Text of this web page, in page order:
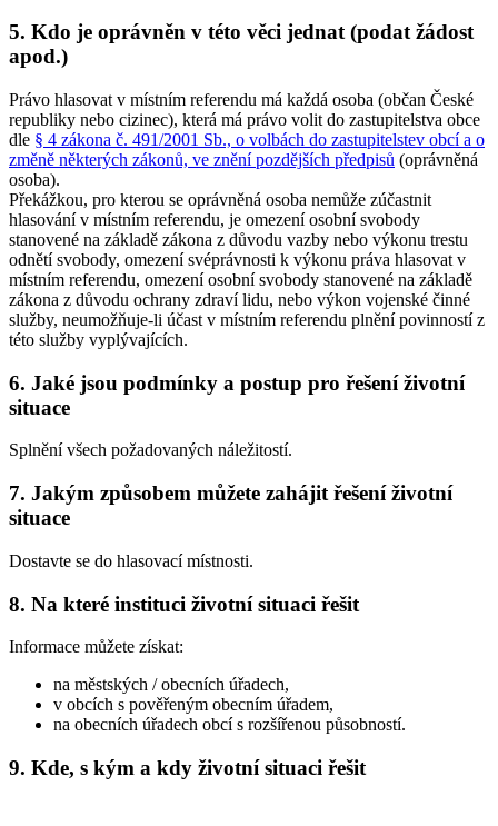
5. Kdo je oprávněn v této věci jednat (podat žádost
apod.)
Právo hlasovat v místním referendu má každá osoba (občan České
republiky nebo cizinec), která má právo volit do zastupitelstva obce
dle § 4 zákona č. 491/2001 Sb., o volbách do zastupitelstev obcí a o
změně některých zákonů, ve znění pozdějších předpisů (oprávněná
osoba).
Překážkou, pro kterou se oprávněná osoba nemůže zúčastnit
hlasování v místním referendu, je omezení osobní svobody
stanovené na základě zákona z důvodu vazby nebo výkonu trestu
odnětí svobody, omezení svéprávnosti k výkonu práva hlasovat v
místním referendu, omezení osobní svobody stanovené na základě
zákona z důvodu ochrany zdraví lidu, nebo výkon vojenské činné
služby, neumožňuje-li účast v místním referendu plnění povinností z
této služby vyplývajících.
6. Jaké jsou podmínky a postup pro řešení životní
situace
Splnění všech požadovaných náležitostí.
7. Jakým způsobem můžete zahájit řešení životní
situace
Dostavte se do hlasovací místnosti.
8. Na které instituci životní situaci řešit
Informace můžete získat:
na městských / obecních úřadech,
v obcích s pověřeným obecním úřadem,
na obecních úřadech obcí s rozšířenou působností.
9. Kde, s kým a kdy životní situaci řešit